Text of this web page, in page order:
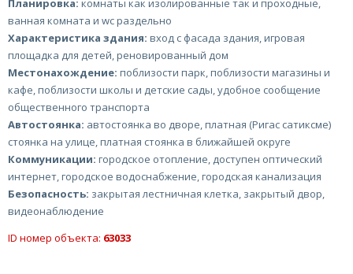
Планировка: комнаты как изолированные так и проходные,
ванная комната и wc раздельно
Характеристика здания: вход с фасада здания, игровая
площадка для детей, реновированный дом
Местонахождение: поблизости парк, поблизости магазины и
кафе, поблизости школы и детские сады, удобное сообщение
общественного транспорта
Автостоянка: автостоянка во дворе, платная (Ригас сатиксме)
стоянка на улице, платная стоянка в ближайшей округе
Коммуникации: городское отопление, доступен оптический
интернет, городское водоснабжение, городская канализация
Безопасность: закрытая лестничная клетка, закрытый двор,
видеонаблюдение
ID номер объекта: 63033